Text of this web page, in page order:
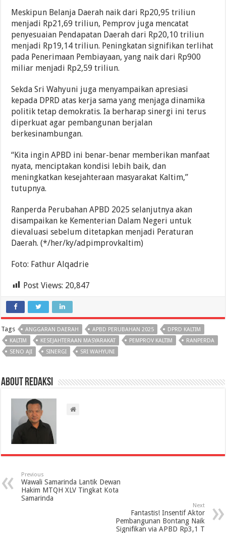
Meskipun Belanja Daerah naik dari Rp20,95 triliun
menjadi Rp21,69 triliun, Pemprov juga mencatat
penyesuaian Pendapatan Daerah dari Rp20,10 triliun
menjadi Rp19,14 triliun. Peningkatan signifikan terlihat
pada Penerimaan Pembiayaan, yang naik dari Rp900
miliar menjadi Rp2,59 triliun.
Sekda Sri Wahyuni juga menyampaikan apresiasi
kepada DPRD atas kerja sama yang menjaga dinamika
politik tetap demokratis. Ia berharap sinergi ini terus
diperkuat agar pembangunan berjalan
berkesinambungan.
“Kita ingin APBD ini benar-benar memberikan manfaat
nyata, menciptakan kondisi lebih baik, dan
meningkatkan kesejahteraan masyarakat Kaltim,”
tutupnya.
Ranperda Perubahan APBD 2025 selanjutnya akan
disampaikan ke Kementerian Dalam Negeri untuk
dievaluasi sebelum ditetapkan menjadi Peraturan
Daerah. (*/her/ky/adpimprovkaltim)
Foto: Fathur Alqadrie
Post Views: 20,847
Tags ANGGARAN DAERAH APBD PERUBAHAN 2025
DPRD KALTIM
KALTIM
KESEJAHTERAAN MASYARAKAT PEMPROV KALTIM
RANPERDA
SENO AJI
SINERGI SRI WAHYUNI
About Redaksi
Previous
Wawali Samarinda Lantik Dewan
Hakim MTQH XLV Tingkat Kota
Samarinda
Next
Fantastis! Insentif Aktor
Pembangunan Bontang Naik
Signifikan via APBD Rp3,1 T